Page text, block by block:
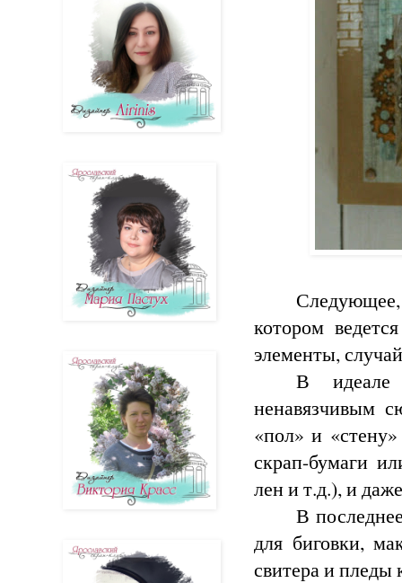
котором
элементы,
В идеале
ненавязчивым
«пол» и
скрап-бумаги
лен и т.д.), и
В
для биговки,
свитера и пледы